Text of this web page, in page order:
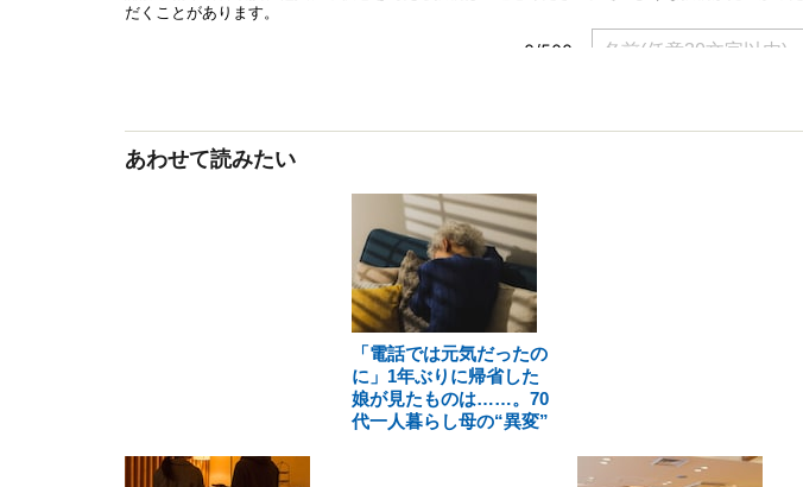
あわせて読みたい
「電話では元気だったの
に」1年ぶりに帰省した
娘が見たものは……。70
代一人暮らし母の“異変”